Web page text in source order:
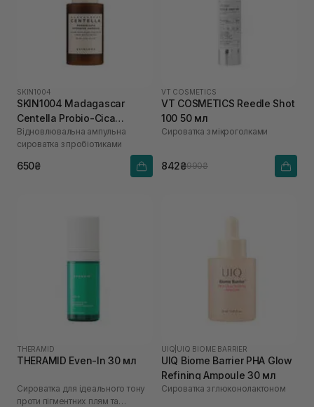
SKIN1004
SKIN1004 Madagascar
Centella Probio-Cica
Intensive Ampoule 30 мл
Відновлювальна ампульна
сироватка з пробіотиками
650₴
VT COSMETICS
VT COSMETICS Reedle Shot
100 50 мл
Сироватка з мікроголками
842₴990₴
THERAMID
THERAMID Even-In 30 мл
Сироватка для ідеального тону
проти пігментних плям та
UIQ UIQ BIOME BARRIER
UIQ Biome Barrier PHA Glow
Refining Ampoule 30 мл
Cироватка з глюконолактоном